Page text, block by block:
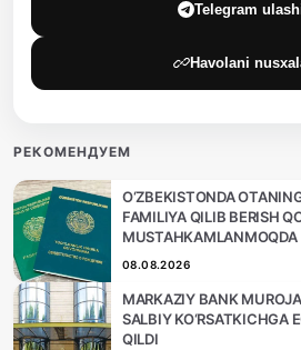
Telegram
Havolani
РЕКОМЕНДУЕМ
O‘ZBEKISTONDA
FAMILIYA QILIB BERISH
MUSTAHKAMLANMOQDA
08.08.2026
MARKAZIY BANK
SALBIY KO‘RSATKICHGA
QILDI